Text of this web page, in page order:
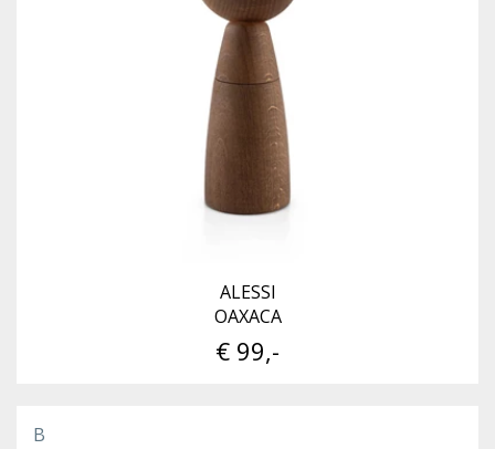
ALESSI
OAXACA
€ 99,-
B